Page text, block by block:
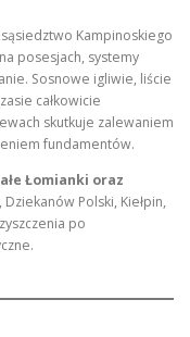
Kampinoskiego
posesjach, systemy
Sosnowe igliwie, liście
całkowicie
skutkuje zalewaniem
fundamentów.
Łomianki oraz
Polski, Kiełpin,
po